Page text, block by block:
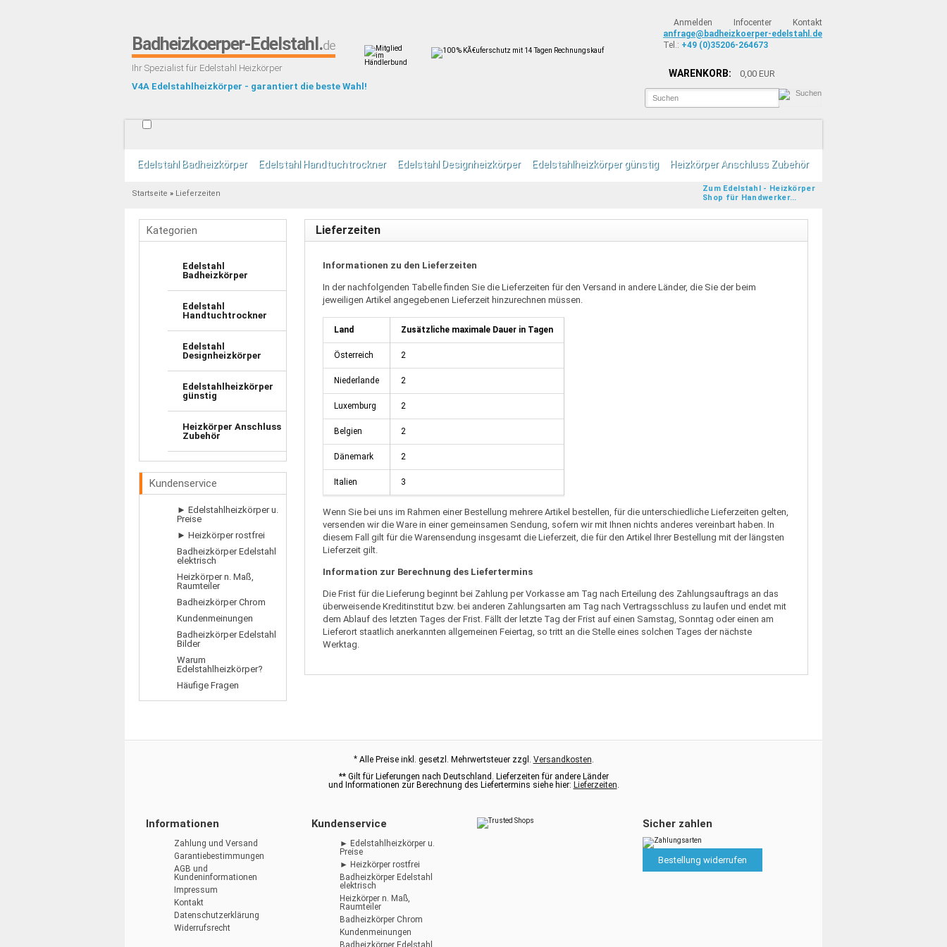
Anmelden Infocenter Kontakt
Badheizkoerper-Edelstahl.de
Ihr Spezialist für Edelstahl Heizkörper
V4A Edelstahlheizkörper - garantiert die beste Wahl!
anfrage@badheizkoerper-edelstahl.de
Tel.: +49 (0)35206-264673
WARENKORB: 0,00 EUR
Edelstahl Badheizkörper Edelstahl Handtuchtrockner Edelstahl Designheizkörper Edelstahlheizkörper günstig Heizkörper Anschluss Zubehör
Startseite » Lieferzeiten
Zum Edelstahl - Heizkörper
Shop für Handwerker...
Kategorien
Edelstahl
Badheizkörper
Edelstahl
Handtuchtrockner
Edelstahl
Designheizkörper
Edelstahlheizkörper
günstig
Heizkörper Anschluss
Zubehör
Kundenservice
► Edelstahlheizkörper u.
Preise
► Heizkörper rostfrei
Badheizkörper Edelstahl
elektrisch
Heizkörper n. Maß,
Raumteiler
Badheizkörper Chrom
Kundenmeinungen
Badheizkörper Edelstahl
Bilder
Warum
Edelstahlheizkörper?
Häufige Fragen
Lieferzeiten
Informationen zu den Lieferzeiten
In der nachfolgenden Tabelle finden Sie die Lieferzeiten für den Versand in andere Länder, die Sie der beim
jeweiligen Artikel angegebenen Lieferzeit hinzurechnen müssen.
Land Zusätzliche maximale Dauer in Tagen
Österreich 2
Niederlande 2
Luxemburg 2
Belgien 2
Dänemark 2
Italien 3
Wenn Sie bei uns im Rahmen einer Bestellung mehrere Artikel bestellen, für die unterschiedliche Lieferzeiten gelten,
versenden wir die Ware in einer gemeinsamen Sendung, sofern wir mit Ihnen nichts anderes vereinbart haben. In
diesem Fall gilt für die Warensendung insgesamt die Lieferzeit, die für den Artikel Ihrer Bestellung mit der längsten
Lieferzeit gilt.
Information zur Berechnung des Liefertermins
Die Frist für die Lieferung beginnt bei Zahlung per Vorkasse am Tag nach Erteilung des Zahlungsauftrags an das
überweisende Kreditinstitut bzw. bei anderen Zahlungsarten am Tag nach Vertragsschluss zu laufen und endet mit
dem Ablauf des letzten Tages der Frist. Fällt der letzte Tag der Frist auf einen Samstag, Sonntag oder einen am
Lieferort staatlich anerkannten allgemeinen Feiertag, so tritt an die Stelle eines solchen Tages der nächste
Werktag.
*Alle Preise inkl. gesetzl. Mehrwertsteuer zzgl. Versandkosten.
** Gilt für Lieferungen nach Deutschland. Lieferzeiten für andere Länder
und Informationen zur Berechnung des Liefertermins siehe hier: Lieferzeiten.
Informationen
Zahlung und Versand
Garantiebestimmungen
AGB und
Kundeninformationen
Impressum
Kontakt
Datenschutzerklärung
Widerrufsrecht
Kundenservice
► Edelstahlheizkörper u.
Preise
► Heizkörper rostfrei
Badheizkörper Edelstahl
elektrisch
Heizkörper n. Maß,
Raumteiler
Badheizkörper Chrom
Kundenmeinungen
Badheizkörper Edelstahl
Sicher zahlen
Bestellung widerrufen